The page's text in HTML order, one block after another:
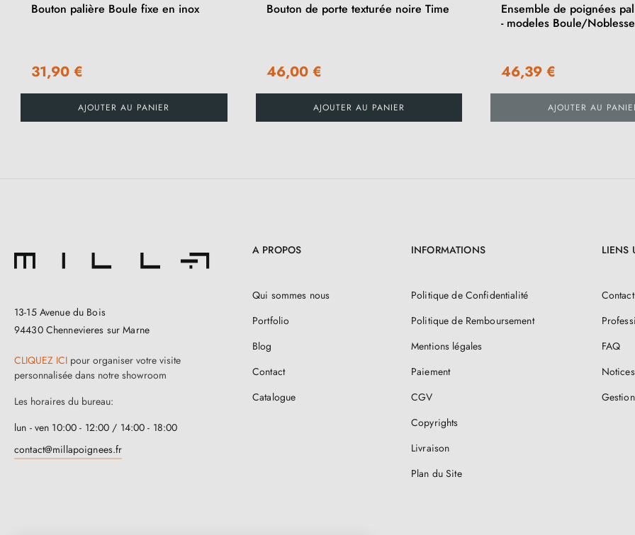
Bouton palière Boule fixe en inox
31,90 €
AJOUTER AU PANIER
Bouton de porte texturée noire Time
46,00 €
AJOUTER AU PANIER
Ensemble de poignées
- modeles Boule/Noblesse
46,39 €
AJOUTER AU
13-15 Avenue du Bois
94430 Chennevieres sur Marne
CLIQUEZ ICI pour organiser votre visite
personnalisée dans notre showroom
Les horaires du bureau:
lun - ven 10:00 - 12:00 / 14:00 - 18:00
contact@millapoignees.fr
A PROPOS
Qui sommes nous
Portfolio
Blog
Contact
Catalogue
INFORMATIONS
Politique de Confidentialité
Politique de Remboursement
Mentions légales
Paiement
CGV
Copyrights
Livraison
Plan du Site
LIENS
Contact
FAQ